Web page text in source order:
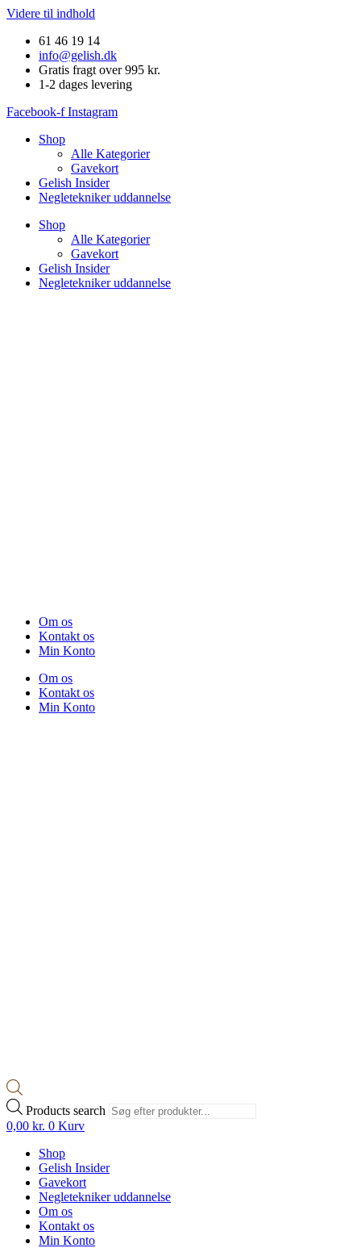
Videre til indhold
61 46 19 14
info@gelish.dk
Gratis fragt over 995 kr.
1-2 dages levering
Facebook-f Instagram
Shop
Alle Kategorier
Gavekort
Gelish Insider
Negletekniker uddannelse
Shop
Alle Kategorier
Gavekort
Gelish Insider
Negletekniker uddannelse
Om os
Kontakt os
Min Konto
Om os
Kontakt os
Min Konto
Products search
0,00 kr. 0 Kurv
Shop
Gelish Insider
Gavekort
Negletekniker uddannelse
Om os
Kontakt os
Min Konto